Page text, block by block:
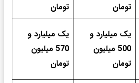
تومان
تومان
یک میلیارد و
500 میلیون
تومان
یک میلیارد و
570 میلیون
تومان